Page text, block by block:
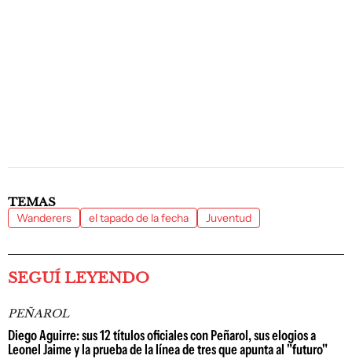
TEMAS
Wanderers el tapado de la fecha Juventud
SEGUÍ LEYENDO
PEÑAROL
Diego Aguirre: sus 12 títulos oficiales con Peñarol, sus elogios a
Leonel Jaime y la prueba de la línea de tres que apunta al "futuro"